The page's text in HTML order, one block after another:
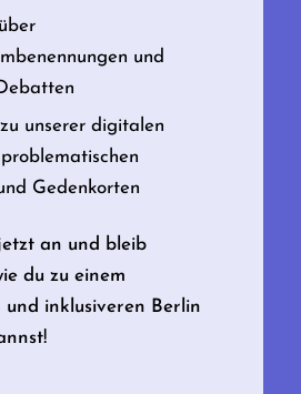
und
unserer digitalen
Gedenkorten
an und bleib
du zu einem
inklusiveren Berlin